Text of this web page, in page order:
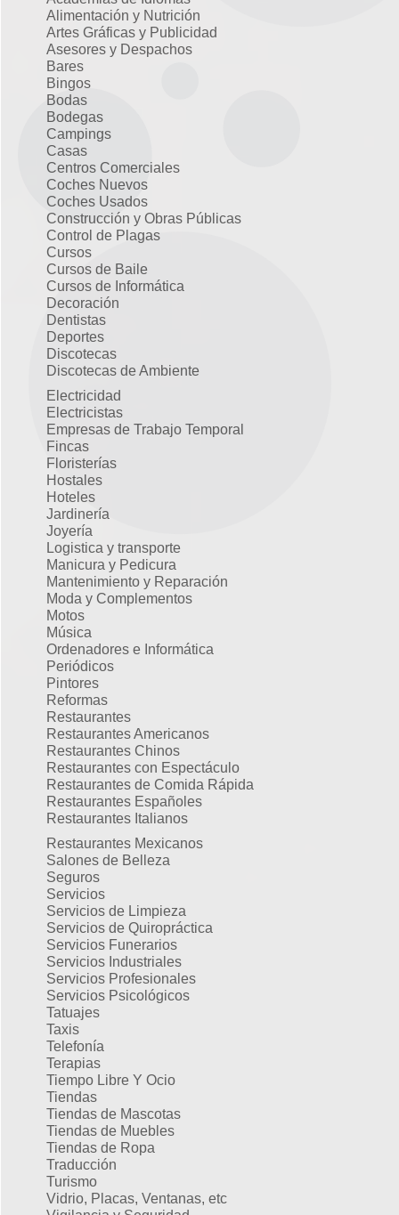
Alimentación y Nutrición
Artes Gráficas y Publicidad
Asesores y Despachos
Bares
Bingos
Bodas
Bodegas
Campings
Casas
Centros Comerciales
Coches Nuevos
Coches Usados
Construcción y Obras Públicas
Control de Plagas
Cursos
Cursos de Baile
Cursos de Informática
Decoración
Dentistas
Deportes
Discotecas
Discotecas de Ambiente
Electricidad
Electricistas
Empresas de Trabajo Temporal
Fincas
Floristerías
Hostales
Hoteles
Jardinería
Joyería
Logistica y transporte
Manicura y Pedicura
Mantenimiento y Reparación
Moda y Complementos
Motos
Música
Ordenadores e Informática
Periódicos
Pintores
Reformas
Restaurantes
Restaurantes Americanos
Restaurantes Chinos
Restaurantes con Espectáculo
Restaurantes de Comida Rápida
Restaurantes Españoles
Restaurantes Italianos
Restaurantes Mexicanos
Salones de Belleza
Seguros
Servicios
Servicios de Limpieza
Servicios de Quiropráctica
Servicios Funerarios
Servicios Industriales
Servicios Profesionales
Servicios Psicológicos
Tatuajes
Taxis
Telefonía
Terapias
Tiempo Libre Y Ocio
Tiendas
Tiendas de Mascotas
Tiendas de Muebles
Tiendas de Ropa
Traducción
Turismo
Vidrio, Placas, Ventanas, etc